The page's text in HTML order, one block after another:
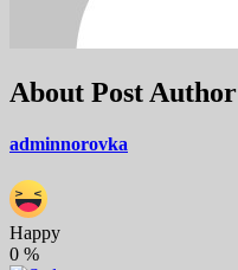
About Post Author
adminnorovka
Happy
0 %